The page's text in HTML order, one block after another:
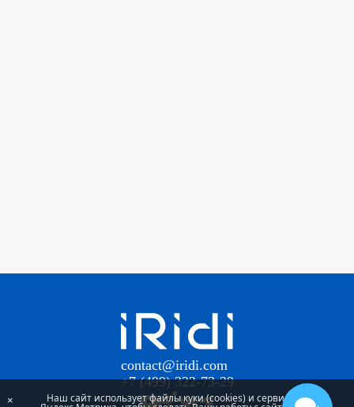
contact@iridi.com
+7 (499) 322-73-29
× Наш сайт использует файлы куки (cookies) и сервис